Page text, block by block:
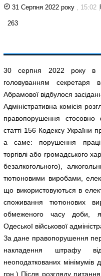
31 Серпня 2022 року , 15:02 |
263
30 серпня 2022 року в
головуванням
Абрамової відбулося
Адміністративна комісія
правопорушення стосовно
статті 156 Кодексу України
а саме: порушення
торгівлі або громадського
безалкогольного),
тютюновими виробами,
що використовуються в
споживання тютюнових
обмеженого часу доби,
Одеської військової
За дане правопорушення
накладення штрафу
неоподаткованих
грн.) Після розгляду